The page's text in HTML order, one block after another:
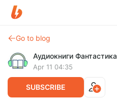
Go to blog
Аудиокниги Фантастика
Apr 11 04:35
SUBSCRIBE